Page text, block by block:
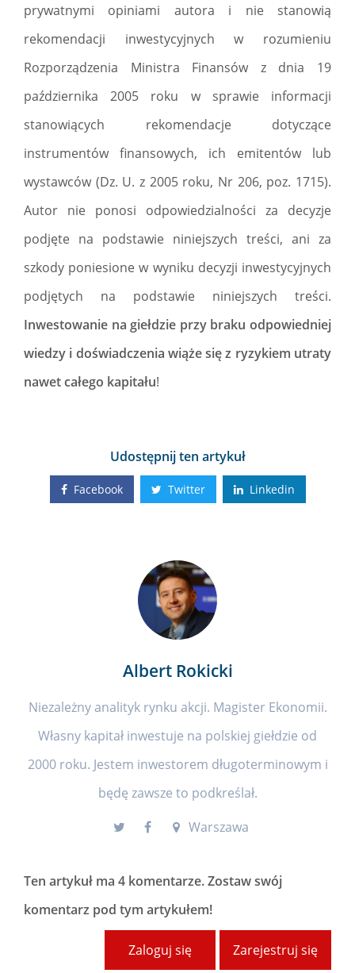
prywatnymi opiniami autora i nie stanowią
rekomendacji inwestycyjnych w rozumieniu
Rozporządzenia Ministra Finansów z dnia 19
października 2005 roku w sprawie informacji
stanowiących rekomendacje dotyczące
instrumentów finansowych, ich emitentów lub
wystawców (Dz. U. z 2005 roku, Nr 206, poz. 1715).
Autor nie ponosi odpowiedzialności za decyzje
podjęte na podstawie niniejszych treści, ani za
szkody poniesione w wyniku decyzji inwestycyjnych
podjętych na podstawie niniejszych treści.
Inwestowanie na giełdzie przy braku odpowiedniej
wiedzy i doświadczenia wiąże się z ryzykiem utraty
nawet całego kapitału!
Udostępnij ten artykuł
Facebook Twitter Linkedin
Albert Rokicki
Niezależny analityk rynku akcji. Magister Ekonomii.
Własny kapitał inwestuje na polskiej giełdzie od
2000 roku. Jestem inwestorem długoterminowym i
będę zawsze to podkreślał.
Warszawa
Ten artykuł ma 4 komentarze. Zostaw swój
komentarz pod tym artykułem!
Zarejestruj się
Zaloguj się